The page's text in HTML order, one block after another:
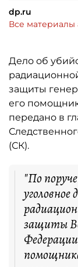
dp.ru
Все материалы
Дело об
защиты
его
передано в
(СК).
"По
уголовное
защиты